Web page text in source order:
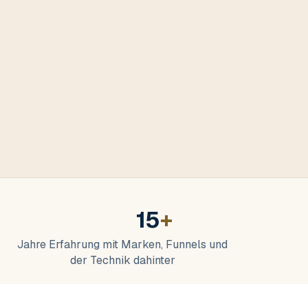
15+
Jahre Erfahrung mit Marken, Funnels und
der Technik dahinter